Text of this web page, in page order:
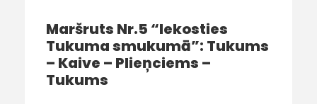
Maršruts Nr.5 “Iekosties
Tukuma smukumā”: Tukums
– Kaive – Plieņciems –
Tukums